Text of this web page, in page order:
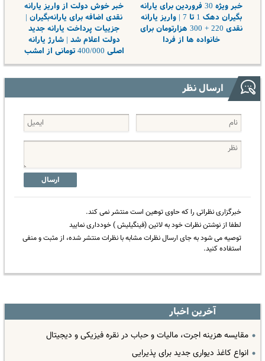
خبر ویژه 30 فروردین برای یارانه
بگیران دهک 1 تا 7 | واریز یارانه
نقدی 220 + 300 هزارتومان برای
خانواده ها از فردا
خبر خوش دولت از واریز یارانه
نقدی اضافه برای یارانه‌بگیران |
جزییات پرداخت یارانه جدید
دولت اعلام شد | شارژ یارانه
اصلی 400/000 تومانی از امشب
ارسال نظر
ارسال
خبرگزاری نظراتی را که حاوی توهین است منتشر نمی کند.
لطفا از نوشتن نظرات خود به لاتین (فینگیلیش ) خودداری نمایید
توصیه می شود به جای ارسال نظرات مشابه با نظرات منتشر شده، از مثبت و منفی
استفاده کنید.
آخرین اخبار
مقایسه هزینه اجرت، مالیات و حباب در نقره فیزیکی و دیجیتال
انواع کاغذ دیواری جدید برای پذیرایی